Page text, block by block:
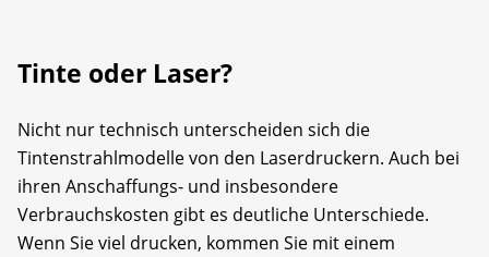
Tinte oder Laser?
Nicht nur technisch unterscheiden sich die
Tintenstrahlmodelle von den Laserdruckern. Auch bei
ihren Anschaffungs- und insbesondere
Verbrauchskosten gibt es deutliche Unterschiede.
Wenn Sie viel drucken, kommen Sie mit einem